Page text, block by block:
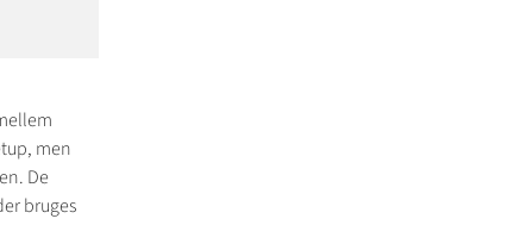
men
De
bruges